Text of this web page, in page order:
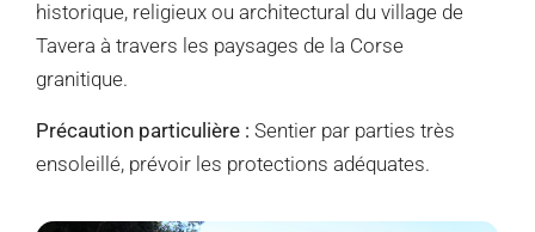
historique, religieux ou architectural du village de
Tavera à travers les paysages de la Corse
granitique.
Précaution particulière : Sentier par parties très
ensoleillé, prévoir les protections adéquates.